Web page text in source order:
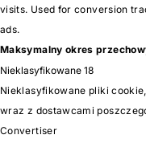
visits. Used for conversion
ads.
Maksymalny okres
Nieklasyfikowane 18
Nieklasyfikowane pliki
wraz z dostawcami
Convertiser